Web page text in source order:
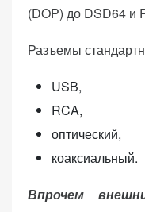
(DOP) до DSD64 и
Разъемы
USB,
RCA,
оптический,
коаксиальный.
Впрочем